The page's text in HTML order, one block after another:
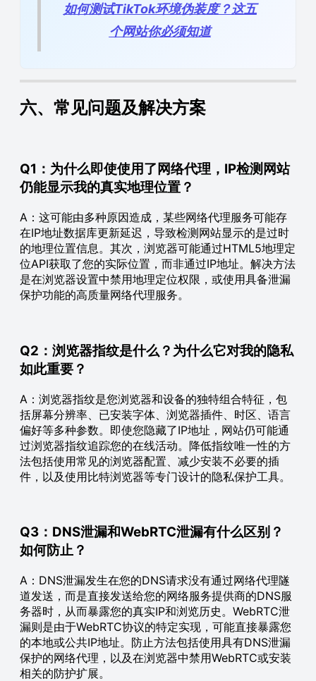
如何测试TikTok环境伪装度？这五
个网站你必须知道
六、常见问题及解决方案
Q1：为什么即使使用了网络代理，IP检测网站
仍能显示我的真实地理位置？
A：这可能由多种原因造成，某些网络代理服务可能存
在IP地址数据库更新延迟，导致检测网站显示的是过时
的地理位置信息。其次，浏览器可能通过HTML5地理定
位API获取了您的实际位置，而非通过IP地址。解决方法
是在浏览器设置中禁用地理定位权限，或使用具备泄漏
保护功能的高质量网络代理服务。
Q2：浏览器指纹是什么？为什么它对我的隐私
如此重要？
A：浏览器指纹是您浏览器和设备的独特组合特征，包
括屏幕分辨率、已安装字体、浏览器插件、时区、语言
偏好等多种参数。即使您隐藏了IP地址，网站仍可能通
过浏览器指纹追踪您的在线活动。降低指纹唯一性的方
法包括使用常见的浏览器配置、减少安装不必要的插
件，以及使用比特浏览器等专门设计的隐私保护工具。
Q3：DNS泄漏和WebRTC泄漏有什么区别？
如何防止？
A：DNS泄漏发生在您的DNS请求没有通过网络代理隧
道发送，而是直接发送给您的网络服务提供商的DNS服
务器时，从而暴露您的真实IP和浏览历史。WebRTC泄
漏则是由于WebRTC协议的特定实现，可能直接暴露您
的本地或公共IP地址。防止方法包括使用具有DNS泄漏
保护的网络代理，以及在浏览器中禁用WebRTC或安装
相关的防护扩展。